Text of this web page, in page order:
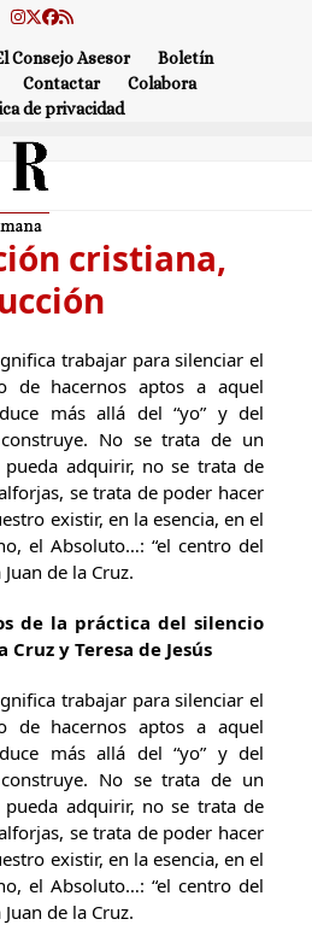
Instagram
Twitter
Facebook
RSS
Consejo Asesor
Boletín
Contactar
Colabora
de privacidad
cristiana,
trabajar para silenciar el
de hacernos aptos a aquel
más allá del “yo” y del
No se trata de un
adquirir, no se trata de
se trata de poder hacer
existir, en la esencia, en el
el Absoluto…: “el centro del
de la Cruz.
de la práctica del silencio
Cruz y Teresa de Jesús
trabajar para silenciar el
de hacernos aptos a aquel
más allá del “yo” y del
No se trata de un
adquirir, no se trata de
se trata de poder hacer
existir, en la esencia, en el
el Absoluto…: “el centro del
de la Cruz.